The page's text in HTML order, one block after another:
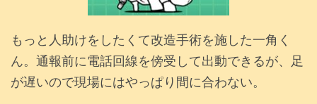
もっと人助けをしたくて改造手術を施した一角く
ん。通報前に電話回線を傍受して出動できるが、足
が遅いので現場にはやっぱり間に合わない。